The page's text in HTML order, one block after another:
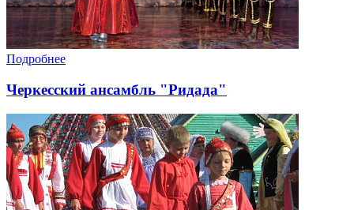
Подробнее
Черкесский ансамбль "Ридада"